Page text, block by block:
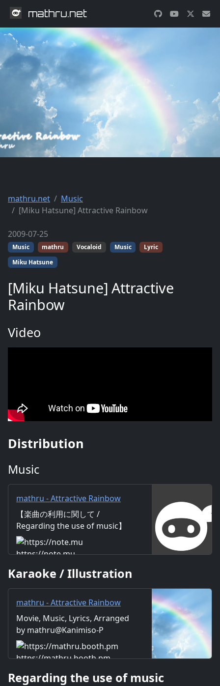
mathru.net
mathru.net
Music
[Miku Hatsune] Attractive Rainbow
2009-07-25
Music mathru Vocaloid Music
Lyric
Miku Hatsune
[Miku Hatsune] Attractive
Rainbow
Video
Distribution
Music
mathru - Attractive Rainbow
feat. 初音ミク - Attractive
Rainbow feat. Miku Hatsune｜
mathru
【楽曲の利用に関して /
Regarding the use of music】
https://mathru.net/terms/musi
c 【歌詞 / Lyrics】 Lyrics：
Arrange：mathru Sing：Miku
眺めてた 海辺の向こうには まあ
るい半円を描いた Sky Attractive
Rainbow ボクの心の奥底 残って
るよ 嗚呼 いまだ虹の向こう側を
知りたいと願ってるよ そこに行
までの写真を入れてみる キミ
https://note.mu
Karaoke / Illustration
mathru - Attractive Rainbow
feat. 初音ミク - Attractive
Rainbow feat. Miku Hatsune -
mathruねっと - BOOTH
Movie, Music, Lyrics, Arranged
by mathru@Kanimiso-P
https://mathru.booth.pm
Regarding the use of music